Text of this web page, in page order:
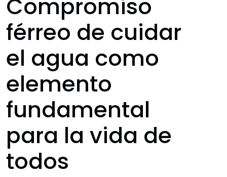
Compromiso
férreo de cuidar
el agua como
elemento
fundamental
para la vida de
todos